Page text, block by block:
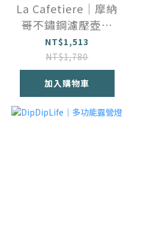
La Cafetiere｜摩納
哥不鏽鋼濾壓壺｜
鋼青藍
NT$1,513
NT$1,780
加入購物車